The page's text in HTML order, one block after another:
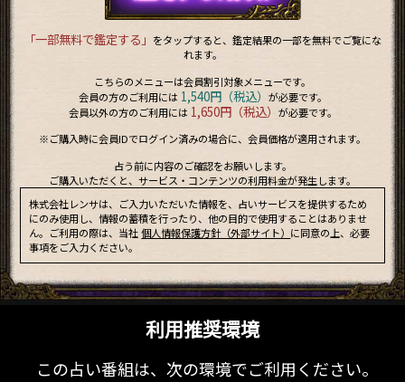
「一部無料で鑑定する」 をタップすると、鑑定結果の一部を無料でご覧にな
れます。
こちらのメニューは会員割引対象メニューです。
会員の方のご利用には 1,540円（税込） が必要です。
会員以外の方のご利用には 1,650円（税込） が必要です。
※ご購入時に会員IDでログイン済みの場合に、会員価格が適用されます。
占う前に内容のご確認をお願いします。
ご購入いただくと、サービス・コンテンツの利用料金が発生します。
株式会社レンサは、ご入力いただいた情報を、占いサービスを提供するため
にのみ使用し、情報の蓄積を行ったり、他の目的で使用することはありませ
ん。ご利用の際は、当社個人情報保護方針（外部サイト） に同意の上、必要
事項をご入力ください。
利用推奨環境
この占い番組は、次の環境でご利用ください。